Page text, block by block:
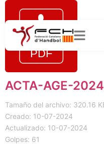
ACTA-AGE-2024
Tamaño del archivo: 320.16
Creado: 10-07-2024
Actualizado: 10-07-2024
Golpes: 61